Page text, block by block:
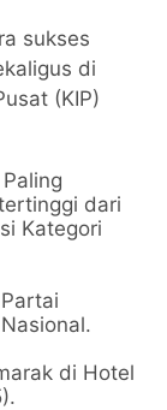
sukses
di
(KIP)
dari
Kategori
di Hotel